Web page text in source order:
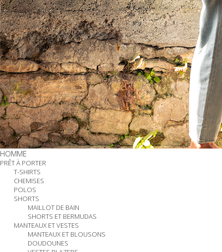
HOMME
PRÊT À PORTER
T-SHIRTS
CHEMISES
POLOS
SHORTS
MAILLOT DE BAIN
SHORTS ET BERMUDAS
MANTEAUX ET VESTES
MANTEAUX ET BLOUSONS
DOUDOUNES